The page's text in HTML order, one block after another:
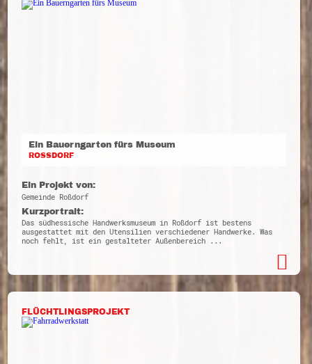
Ein Bauerngarten fürs Museum
ROSSDORF
Ein Projekt von:
Gemeinde Roßdorf
Kurzportrait:
Das südhessische Handwerksmuseum in Roßdorf ist bestens
ausgestattet mit den Utensilien verschiedener Handwerke. Was
noch fehlt, ist ein gestalteter Außenbereich ...
FLÜCHTLINGSPROJEKT